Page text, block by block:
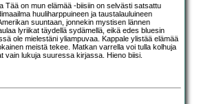
Tää on mun elämää -biisiin on selvästi satsattu
huuliharppuineen ja taustalauluineen
suuntaan, jonnekin mystisen lännen
lyriikat täydellä sydämellä, eikä edes bluesin
ole mielestäni yliampuvaa. Kappale ylistää elämää
meistä tekee. Matkan varrella voi tulla kolhuja
vain lukuja suuressa kirjassa. Hieno biisi.